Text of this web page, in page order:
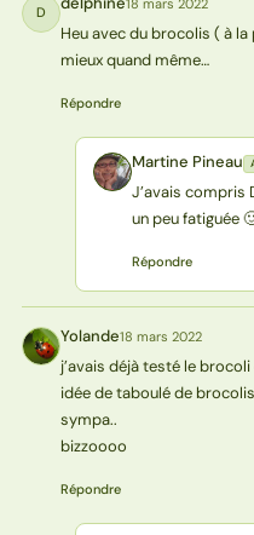
D
Heu avec du brocolis ( à
mieux quand même…
Répondre
MP Martine Pineau
J’avais compris
un peu fatiguée
Répondre
Y Yolande18 mars 2022
j’avais déjà testé le
idée de taboulé de
sympa..
bizzoooo
Répondre